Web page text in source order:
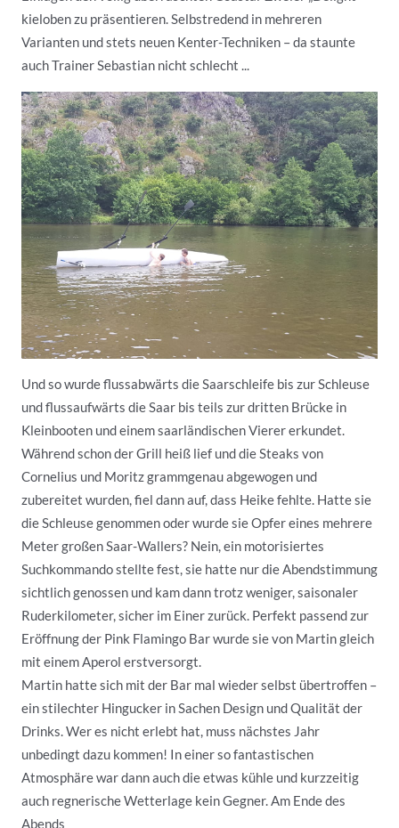
kieloben zu präsentieren. Selbstredend in mehreren
Varianten und stets neuen Kenter-Techniken – da staunte
auch Trainer Sebastian nicht schlecht ...
Und so wurde flussabwärts die Saarschleife bis zur Schleuse
und flussaufwärts die Saar bis teils zur dritten Brücke in
Kleinbooten und einem saarländischen Vierer erkundet.
Während schon der Grill heiß lief und die Steaks von
Cornelius und Moritz grammgenau abgewogen und
zubereitet wurden, fiel dann auf, dass Heike fehlte. Hatte sie
die Schleuse genommen oder wurde sie Opfer eines mehrere
Meter großen Saar-Wallers? Nein, ein motorisiertes
Suchkommando stellte fest, sie hatte nur die Abendstimmung
sichtlich genossen und kam dann trotz weniger, saisonaler
Ruderkilometer, sicher im Einer zurück. Perfekt passend zur
Eröffnung der Pink Flamingo Bar wurde sie von Martin gleich
mit einem Aperol erstversorgt.
Martin hatte sich mit der Bar mal wieder selbst übertroffen –
ein stilechter Hingucker in Sachen Design und Qualität der
Drinks. Wer es nicht erlebt hat, muss nächstes Jahr
unbedingt dazu kommen! In einer so fantastischen
Atmosphäre war dann auch die etwas kühle und kurzzeitig
auch regnerische Wetterlage kein Gegner. Am Ende des
Abends